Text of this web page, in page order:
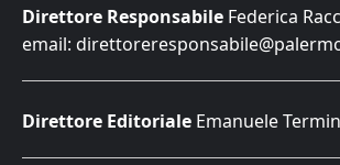
Direttore Responsabile Federica
email:
Direttore Editoriale Emanuele